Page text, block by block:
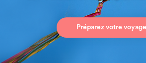
Préparez votre voyage